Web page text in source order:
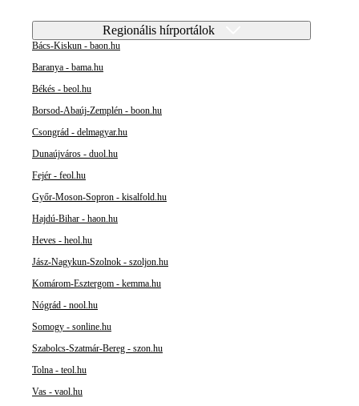
Regionális hírportálok
Bács-Kiskun - baon.hu
Baranya - bama.hu
Békés - beol.hu
Borsod-Abaúj-Zemplén - boon.hu
Csongrád - delmagyar.hu
Dunaújváros - duol.hu
Fejér - feol.hu
Győr-Moson-Sopron - kisalfold.hu
Hajdú-Bihar - haon.hu
Heves - heol.hu
Jász-Nagykun-Szolnok - szoljon.hu
Komárom-Esztergom - kemma.hu
Nógrád - nool.hu
Somogy - sonline.hu
Szabolcs-Szatmár-Bereg - szon.hu
Tolna - teol.hu
Vas - vaol.hu